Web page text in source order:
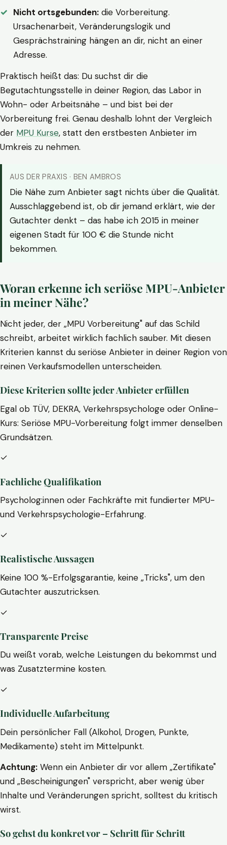
Nicht ortsgebunden: die Vorbereitung.
Ursachenarbeit, Veränderungslogik und
Gesprächstraining hängen an dir, nicht an einer
Adresse.
Praktisch heißt das: Du suchst dir die
Begutachtungsstelle in deiner Region, das Labor in
Wohn- oder Arbeitsnähe – und bist bei der
Vorbereitung frei. Genau deshalb lohnt der Vergleich
der MPU Kurse, statt den erstbesten Anbieter im
Umkreis zu nehmen.
AUS DER PRAXIS · BEN AMBROS
Die Nähe zum Anbieter sagt nichts über die Qualität.
Ausschlaggebend ist, ob dir jemand erklärt, wie der
Gutachter denkt – das habe ich 2015 in meiner
eigenen Stadt für 100 € die Stunde nicht
bekommen.
Woran erkenne ich seriöse MPU-Anbieter
in meiner Nähe?
Nicht jeder, der „MPU Vorbereitung" auf das Schild
schreibt, arbeitet wirklich fachlich sauber. Mit diesen
Kriterien kannst du seriöse Anbieter in deiner Region von
reinen Verkaufsmodellen unterscheiden.
Diese Kriterien sollte jeder Anbieter erfüllen
Egal ob TÜV, DEKRA, Verkehrspsychologe oder Online-
Kurs: Seriöse MPU-Vorbereitung folgt immer denselben
Grundsätzen.
✓
Fachliche Qualifikation
Psycholog:innen oder Fachkräfte mit fundierter MPU-
und Verkehrspsychologie-Erfahrung.
✓
Realistische Aussagen
Keine 100 %-Erfolgsgarantie, keine „Tricks", um den
Gutachter auszutricksen.
✓
Transparente Preise
Du weißt vorab, welche Leistungen du bekommst und
was Zusatztermine kosten.
✓
Individuelle Aufarbeitung
Dein persönlicher Fall (Alkohol, Drogen, Punkte,
Medikamente) steht im Mittelpunkt.
Achtung: Wenn ein Anbieter dir vor allem „Zertifikate"
und „Bescheinigungen" verspricht, aber wenig über
Inhalte und Veränderungen spricht, solltest du kritisch
wirst.
So gehst du konkret vor – Schritt für Schritt